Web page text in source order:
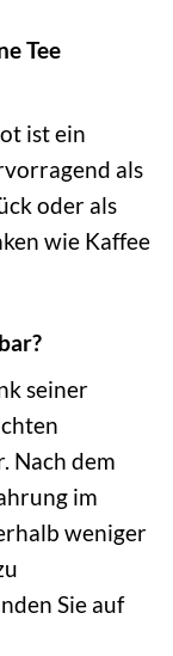
Tee
ist ein
als
oder als
wie Kaffee
seiner
Nach dem
im
weniger
Sie auf